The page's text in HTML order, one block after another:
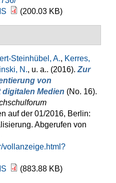
(200.03 KB)
Steinhübel, A., Kerres,
N., u. a.. (2016). Zur
von
Medien (No. 16).
auf der 01/2016, Berlin:
Abgerufen von
vollanzeige.html?
(883.88 KB)